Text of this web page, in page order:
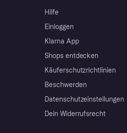
Hilfe
Einloggen
Klarna App
Shops entdecken
Käuferschutzrichtlinien
Beschwerden
Datenschutzeinstellungen
Dein Widerrufsrecht